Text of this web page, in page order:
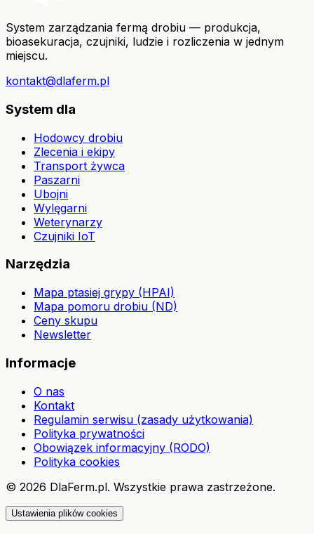
System zarządzania fermą drobiu — produkcja,
bioasekuracja, czujniki, ludzie i rozliczenia w jednym
miejscu.
kontakt@dlaferm.pl
System dla
Hodowcy drobiu
Zlecenia i ekipy
Transport żywca
Paszarni
Ubojni
Wylęgarni
Weterynarzy
Czujniki IoT
Narzędzia
Mapa ptasiej grypy (HPAI)
Mapa pomoru drobiu (ND)
Ceny skupu
Newsletter
Informacje
O nas
Kontakt
Regulamin serwisu (zasady użytkowania)
Polityka prywatności
Obowiązek informacyjny (RODO)
Polityka cookies
© 2026 DlaFerm.pl. Wszystkie prawa zastrzeżone.
Ustawienia plików cookies